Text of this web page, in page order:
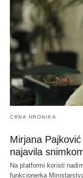
CRNA HRONIKA
Mirjana
najavila
Na platformi koristi
funkcionerka